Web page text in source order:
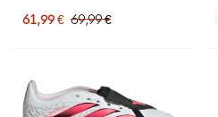
Enfants Blanc Mauve
61,99 € 69,99 €